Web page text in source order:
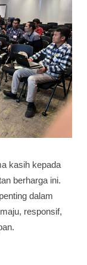
kasih kepada
berharga ini.
dalam
responsif,